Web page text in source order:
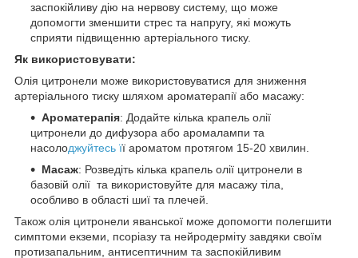
заспокійливу дію на нервову систему, що може
допомогти зменшити стрес та напругу, які можуть
сприяти підвищенню артеріального тиску.
Як використовувати:
Олія цитронели може використовуватися для зниження
артеріального тиску шляхом ароматерапії або масажу:
Ароматерапія: Додайте кілька крапель олії
цитронели до дифузора або аромалампи та
насолоджуйтесь її ароматом протягом 15-20 хвилин.
Масаж: Розведіть кілька крапель олії цитронели в
базовій олії та використовуйте для масажу тіла,
особливо в області шиї та плечей.
Також олія цитронели яванської може допомогти полегшити
симптоми екземи, псоріазу та нейродерміту завдяки своїм
протизапальним, антисептичним та заспокійливим